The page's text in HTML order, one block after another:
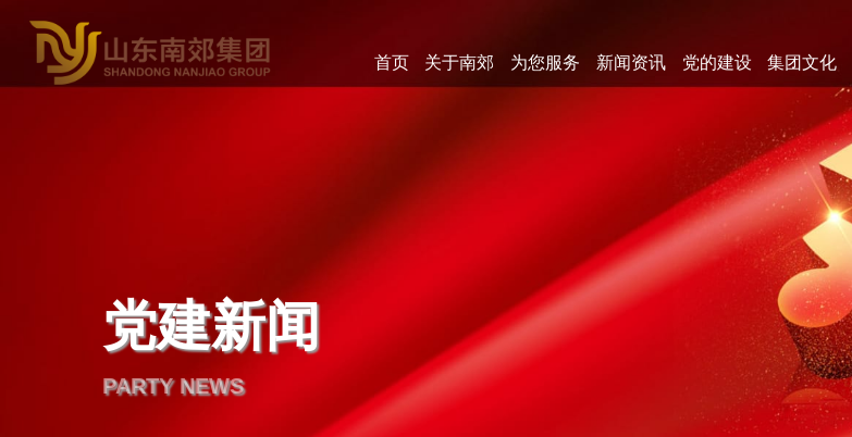
首页 关于南郊 为您服务 新闻资讯 党的建设 集团文化
党建新闻
PARTY NEWS